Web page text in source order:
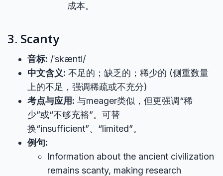
成本。
3. Scanty
音标: /ˈskænti/
中文含义: 不足的；缺乏的；稀少的 (侧重数量
上的不足，强调稀疏或不充分)
考点与应用: 与meager类似，但更强调“稀
少”或“不够充裕”。可替
换“insufficient”、“limited”。
例句:
Information about the ancient civilization
remains scanty, making research